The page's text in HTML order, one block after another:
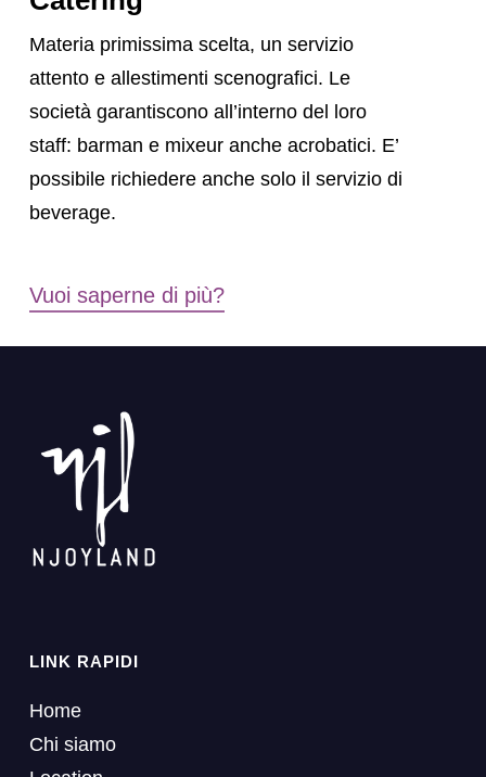
Materia primissima scelta, un servizio
attento e allestimenti scenografici. Le
società garantiscono all’interno del loro
staff: barman e mixeur anche acrobatici. E’
possibile richiedere anche solo il servizio di
beverage.
Vuoi saperne di più?
LINK RAPIDI
Home
Chi siamo